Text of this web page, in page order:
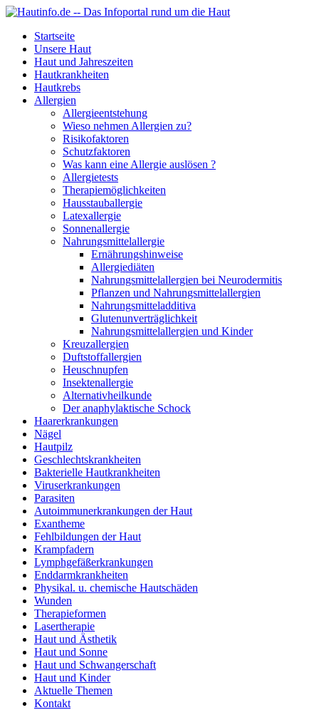
Startseite
Unsere Haut
Haut und Jahreszeiten
Hautkrankheiten
Hautkrebs
Allergien
Allergieentstehung
Wieso nehmen Allergien zu?
Risikofaktoren
Schutzfaktoren
Was kann eine Allergie auslösen ?
Allergietests
Therapiemöglichkeiten
Hausstauballergie
Latexallergie
Sonnenallergie
Nahrungsmittelallergie
Ernährungshinweise
Allergiediäten
Nahrungsmittelallergien bei Neurodermitis
Pflanzen und Nahrungsmittelallergien
Nahrungsmitteladditiva
Glutenunverträglichkeit
Nahrungsmittelallergien und Kinder
Kreuzallergien
Duftstoffallergien
Heuschnupfen
Insektenallergie
Alternativheilkunde
Der anaphylaktische Schock
Haarerkrankungen
Nägel
Hautpilz
Geschlechtskrankheiten
Bakterielle Hautkrankheiten
Viruserkrankungen
Parasiten
Autoimmunerkrankungen der Haut
Exantheme
Fehlbildungen der Haut
Krampfadern
Lymphgefäßerkrankungen
Enddarmkrankheiten
Physikal. u. chemische Hautschäden
Wunden
Therapieformen
Lasertherapie
Haut und Ästhetik
Haut und Sonne
Haut und Schwangerschaft
Haut und Kinder
Aktuelle Themen
Kontakt